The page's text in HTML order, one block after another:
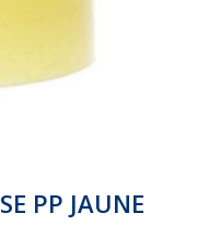
PP JAUNE